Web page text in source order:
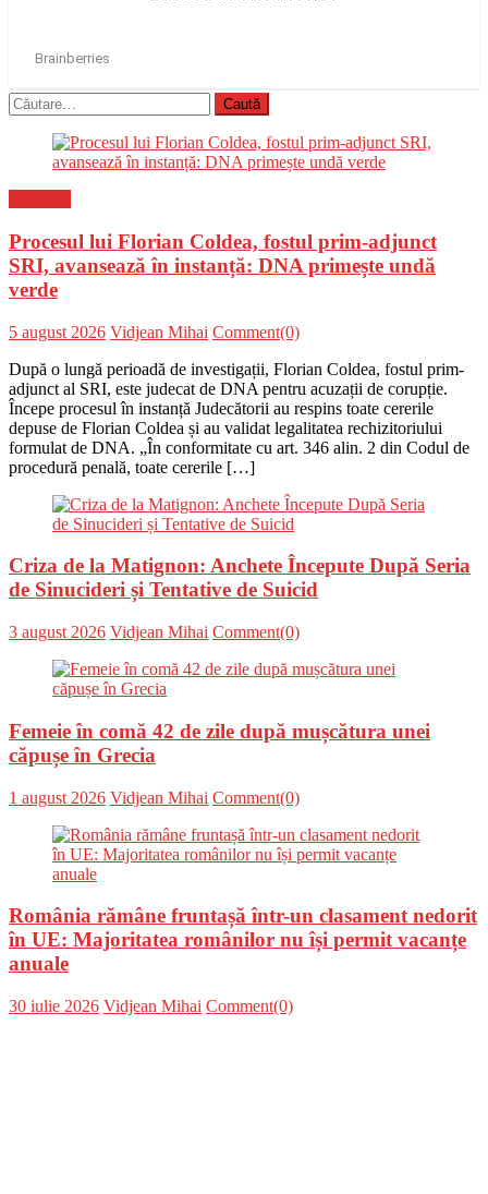
Caută
după:
Procesul lui Florian Coldea, fostul prim-adjunct
SRI, avansează în instanță: DNA primește undă
verde
Posted
5 august 2026 Author
Vidjean Mihai Comment(0)
După o lungă perioadă de investigații, Florian Coldea, fostul prim-
adjunct al SRI, este judecat de DNA pentru acuzații de corupție.
Începe procesul în instanță Judecătorii au respins toate cererile
depuse de Florian Coldea și au validat legalitatea rechizitoriului
formulat de DNA. „În conformitate cu art. 346 alin. 2 din Codul de
procedură penală, toate cererile […]
Criza de la Matignon: Anchete Începute După Seria
de Sinucideri și Tentative de Suicid
Posted
3 august 2026 Author
Vidjean Mihai Comment(0)
Femeie în comă 42 de zile după mușcătura unei
căpușe în Grecia
Posted
1 august 2026 Author
Vidjean Mihai Comment(0)
România rămâne fruntașă într-un clasament nedorit
în UE: Majoritatea românilor nu își permit vacanțe
anuale
Posted
30 iulie 2026 Author
Vidjean Mihai Comment(0)